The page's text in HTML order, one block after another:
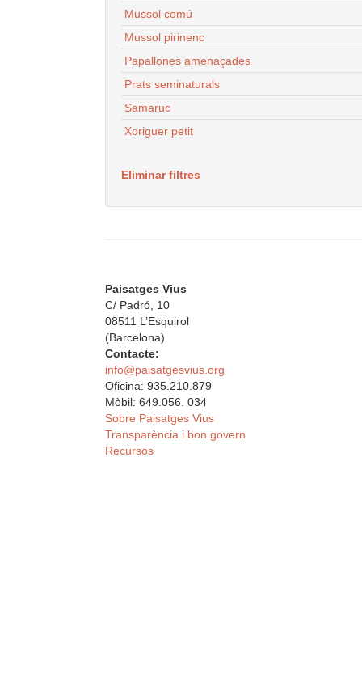
Mussol comú
Mussol pirinenc
Papallones amenaçades
Prats seminaturals
Samaruc
Xoriguer petit
Eliminar filtres
Paisatges Vius
C/ Padró, 10
08511 L’Esquirol
(Barcelona)
Contacte:
info@paisatgesvius.org
Oficina: 935.210.879
Mòbil: 649.056. 034
Sobre Paisatges Vius
Transparència i bon govern
Recursos